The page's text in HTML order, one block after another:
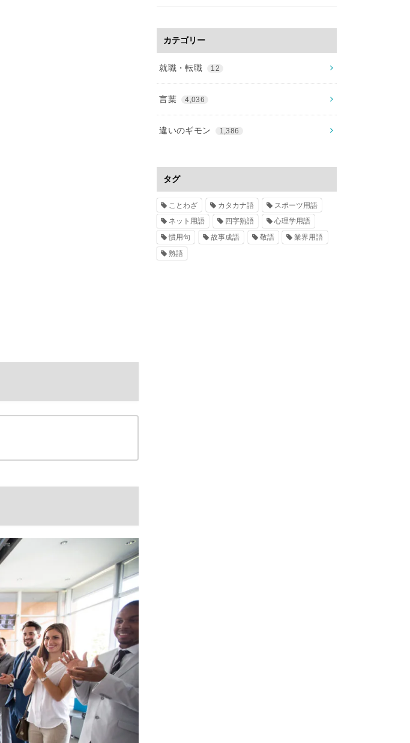
カテゴリー
就職・転職 12
言葉 4,036
違いのギモン 1,386
タグ
ことわざ カタカナ語
スポーツ用語
ネット用語
四字熟語
心理学用語
慣用句
故事成語 敬語
業界用語
熟語